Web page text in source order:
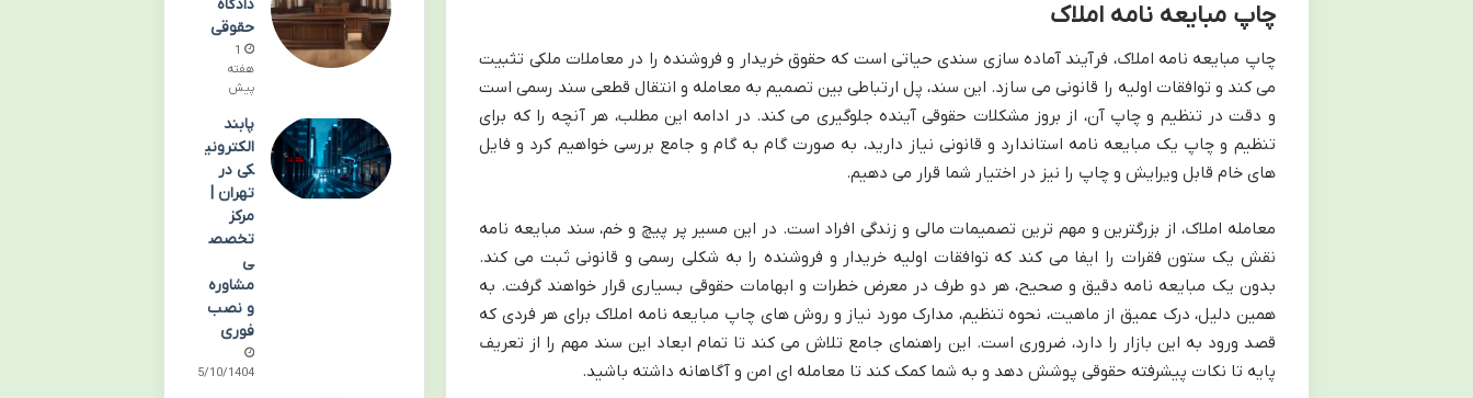
چاپ مبایعه نامه املاک
چاپ مبایعه نامه املاک، فرآیند آماده سازی سندی حیاتی است که حقوق خریدار و فروشنده را در معاملات ملکی تثبیت
می کند و توافقات اولیه را قانونی می سازد. این سند، پل ارتباطی بین تصمیم به معامله و انتقال قطعی سند رسمی است
و دقت در تنظیم و چاپ آن، از بروز مشکلات حقوقی آینده جلوگیری می کند. در ادامه این مطلب، هر آنچه را که برای
تنظیم و چاپ یک مبایعه نامه استاندارد و قانونی نیاز دارید، به صورت گام به گام و جامع بررسی خواهیم کرد و فایل
های خام قابل ویرایش و چاپ را نیز در اختیار شما قرار می دهیم.
معامله املاک، از بزرگترین و مهم ترین تصمیمات مالی و زندگی افراد است. در این مسیر پر پیچ و خم، سند مبایعه نامه
نقش یک ستون فقرات را ایفا می کند که توافقات اولیه خریدار و فروشنده را به شکلی رسمی و قانونی ثبت می کند.
بدون یک مبایعه نامه دقیق و صحیح، هر دو طرف در معرض خطرات و ابهامات حقوقی بسیاری قرار خواهند گرفت. به
همین دلیل، درک عمیق از ماهیت، نحوه تنظیم، مدارک مورد نیاز و روش های چاپ مبایعه نامه املاک برای هر فردی که
قصد ورود به این بازار را دارد، ضروری است. این راهنمای جامع تلاش می کند تا تمام ابعاد این سند مهم را از تعریف
پایه تا نکات پیشرفته حقوقی پوشش دهد و به شما کمک کند تا معامله ای امن و آگاهانه داشته باشید.
دادگاه
حقوقی
1
هفته
پیش
پابند
الکترونی
کی در
تهران |
مرکز
تخصص
ی
مشاوره
و نصب
فوری
15/10/1404